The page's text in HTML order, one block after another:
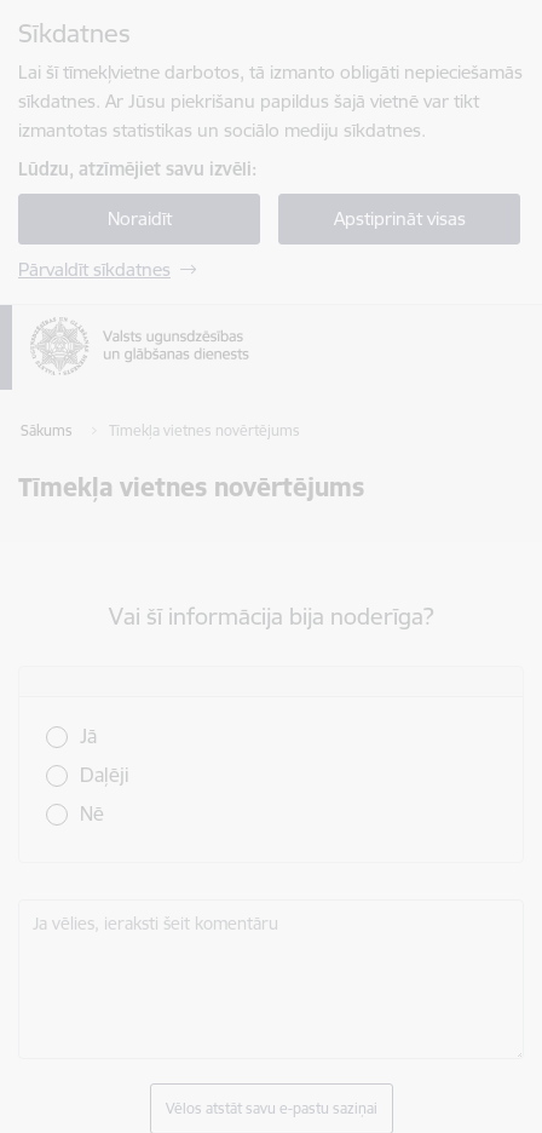
Sīkdatnes
Lai šī tīmekļvietne darbotos, tā izmanto obligāti nepieciešamās
sīkdatnes. Ar Jūsu piekrišanu papildus šajā vietnē var tikt
izmantotas statistikas un sociālo mediju sīkdatnes.
Lūdzu, atzīmējiet savu izvēli:
Noraidīt Apstiprināt visas
Pārvaldīt sīkdatnes
Sākums Tīmekļa vietnes novērtējums
Tīmekļa vietnes novērtējums
Vai šī informācija bija noderīga?
Jā
Daļēji
Nē
Ja vēlies, ieraksti šeit komentāru
Vēlos atstāt savu e-pastu saziņai